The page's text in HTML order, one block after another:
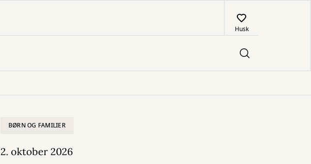
Husk
BØRN OG FAMILIER
2. oktober 2026